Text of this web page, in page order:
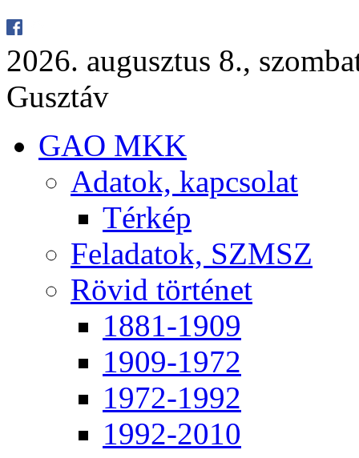
2026. au­gusz­tus 8.,
Gusz­táv
GAO MKK
Ada­tok, kap­cso­lat
Tér­kép
Fel­ada­tok, SZMSZ
Rö­vid tör­té­net
1881-1909
1909-1972
1972-1992
1992-2010